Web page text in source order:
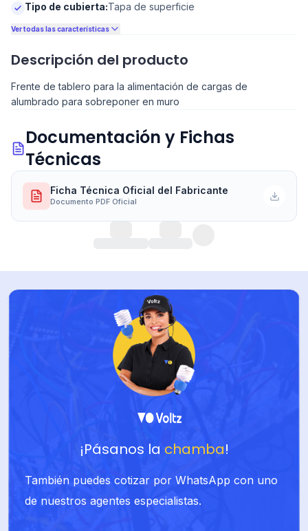
Tipo de cubierta:Tapa de superficie
Ver todas las características
Descripción del producto
Frente de tablero para la alimentación de cargas de
alumbrado para sobreponer en muro
Documentación y Fichas
Técnicas
Ficha Técnica Oficial del Fabricante
Documento PDF Oficial
¡Pásanos la chamba!
También puedes cotizar por WhatsApp con uno
de nuestros agentes especialistas.